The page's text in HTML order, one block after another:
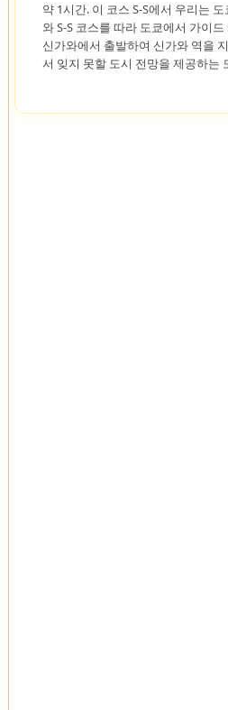
약 1시간. 이 코스 S-S에서 우리는
와 S-S 코스를 따라 도쿄에서 가이
신가와에서 출발하여 신가와 역을
서 잊지 못할 도시 전망을 제공하는